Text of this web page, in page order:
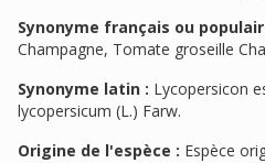
Synonyme français ou
Champagne, Tomate groseille
Synonyme latin : Lycopersicon
lycopersicum (L.) Farw.
Origine de l'espèce : Espèce